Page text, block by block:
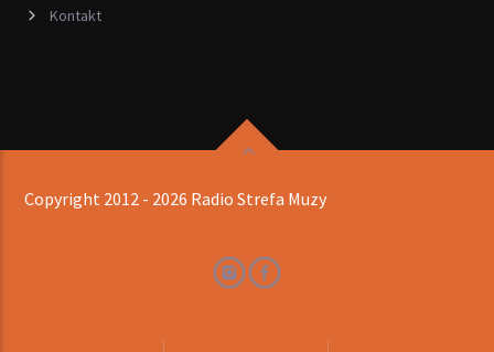
Kontakt
Copyright 2012 - 2026 Radio Strefa Muzy